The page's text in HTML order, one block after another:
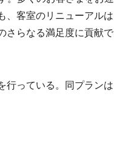
、客室のリニューアルは
さらなる満足度に貢献で
行っている。同プランは